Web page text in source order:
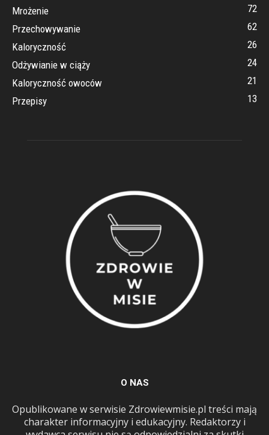
Mrożenie
72
Przechowywanie
62
Kaloryczność
26
Odżywianie w ciąży
24
Kaloryczność owoców
21
Przepisy
13
O NAS
Opublikowane w serwisie Zdrowiewmisie.pl treści mają
charakter informacyjny i edukacyjny. Redaktorzy i